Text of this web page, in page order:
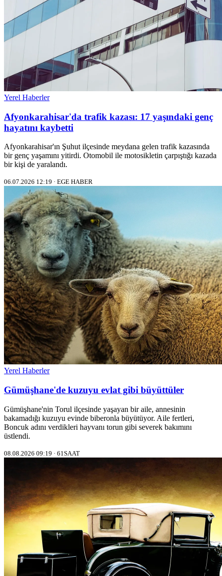
Yerel Haberler
Afyonkarahisar'da trafik kazası: 17 yaşındaki genç
hayatını kaybetti
Afyonkarahisar'ın Şuhut ilçesinde meydana gelen trafik kazasında
bir genç yaşamını yitirdi. Otomobil ile motosikletin çarpıştığı kazada
bir kişi de yaralandı.
06.07.2026 12:19 · EGE HABER
Yerel Haberler
Gümüşhane'de kuzuyu evlat gibi büyüttüler
Gümüşhane'nin Torul ilçesinde yaşayan bir aile, annesinin
bakamadığı kuzuyu evinde biberonla büyütüyor. Aile fertleri,
Boncuk adını verdikleri hayvanı torun gibi severek bakımını
üstlendi.
08.08.2026 09:19 · 61SAAT